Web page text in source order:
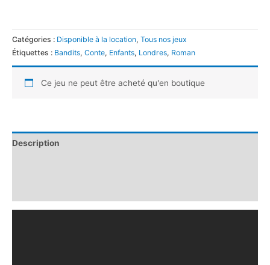
Catégories : Disponible à la location, Tous nos jeux
Étiquettes : Bandits, Conte, Enfants, Londres, Roman
Ce jeu ne peut être acheté qu'en boutique
Description